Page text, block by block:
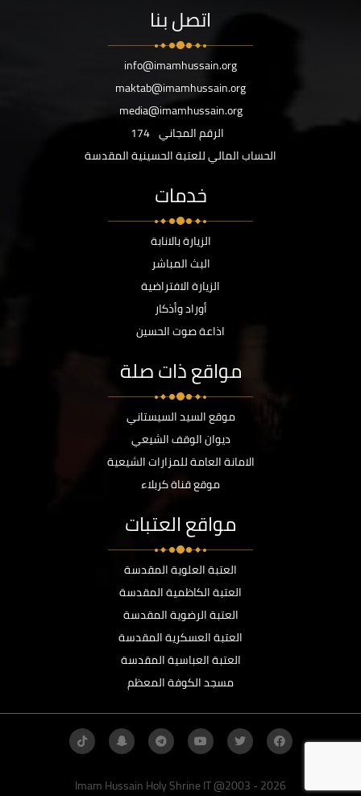
اتصل بنا
info@imamhussain.org
maktab@imamhussain.org
media@imamhussain.org
الرقم المجاني 174
الحساب المالي للعتبة الحسينية المقدسة
خدمات
الزيارة بالانابة
البث المباشر
الزيارة الافتراضية
أوراد وأذكار
اذاعة صوت الحسين
مواقع ذات صلة
موقع السيد السيستاني
ديوان الوقف الشيعي
الامانة العامة للمزارات الشيعية
موقع قناة كربلاء
مواقع العتبات
العتبة العلوية المقدسة
العتبة الكاظمية المقدسة
العتبة الرضوية المقدسة
العتبة العسكرية المقدسة
العتبة العباسية المقدسة
مسجد الكوفة المعظم
Imam Hussain Holy Shrine IT @2003 - 2026